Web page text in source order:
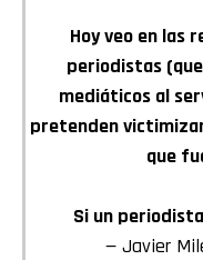
Hoy veo en las
periodistas
mediáticos al
pretenden
que
Si un
— Javier